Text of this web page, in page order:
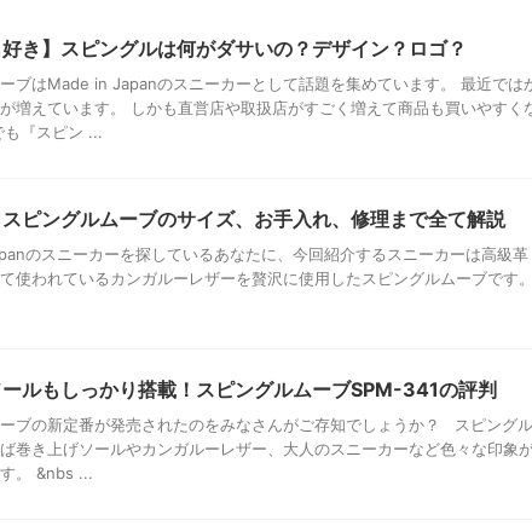
好き】スピングルは何がダサいの？デザイン？ロゴ？
ブはMade in Japanのスニーカーとして話題を集めています。 最近では
増えています。 しかも直営店や取扱店がすごく増えて商品も買いやすく
も『スピン ...
スピングルムーブのサイズ、お手入れ、修理まで全て解説
のスニーカーを探しているあなたに、今回紹介するスニーカーは高級革
使われているカンガルーレザーを贅沢に使用したスピングルムーブです。
ルもしっかり搭載！スピングルムーブSPM-341の評判
ブの新定番が発売されたのをみなさんがご存知でしょうか？ スピングル
巻き上げソールやカンガルーレザー、大人のスニーカーなど色々な印象
。 &nbs ...